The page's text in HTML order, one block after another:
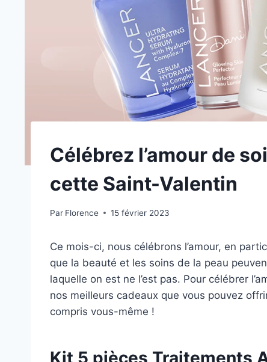
Célébrez l’amour de
cette Saint-Valentin
Par Florence 15 février 2023
Ce mois-ci, nous célébrons l’amour, en
que la beauté et les soins de la peau
laquelle on est ne l’est pas. Pour célébrer
nos meilleurs cadeaux que vous pouvez
compris vous-même !
Kit 5 pièces Traitements